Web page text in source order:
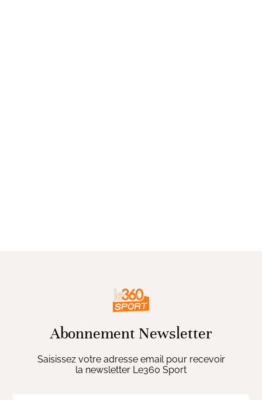
Abonnement Newsletter
Saisissez votre adresse email pour recevoir
la newsletter Le360 Sport